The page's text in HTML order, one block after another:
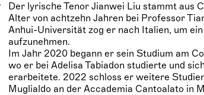
Der lyrische Tenor Jianwei Liu stammt aus
Alter von achtzehn Jahren bei Professor
Anhui-Universität zog er nach Italien, um
aufzunehmen.
Im Jahr 2020 begann er sein Studium am
wo er bei Adelisa Tabiadon studierte und
erarbeitete. 2022 schloss er weitere
Muglialdo an der Accademia Cantoalato in